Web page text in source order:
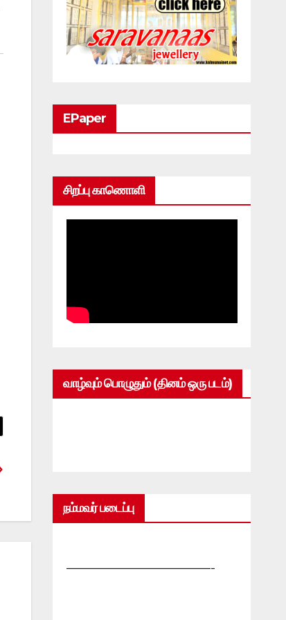
EPaper
சிறப்பு காணொளி
வாழ்வும் பொழுதும் (தினம் ஒரு படம்)
நம்மவர் படைப்பு
—————————————-